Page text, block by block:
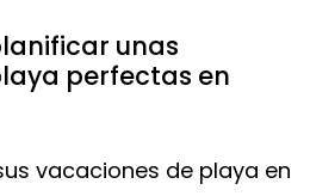
unas
perfectas en
vacaciones de playa en